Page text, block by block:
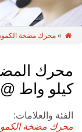

» محرك مضخة
كيلو واط @ 1800 دورة في الدقيقة
الفئة والعلامات:
محرك مضخة